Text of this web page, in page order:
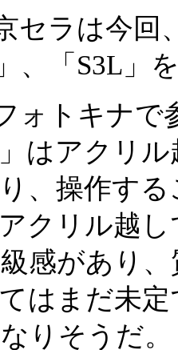
セラは今回
、「S3L」
ォトキナで
はアクリ
、操作す
クリル越
感があり
はまだ未
りそうだ。